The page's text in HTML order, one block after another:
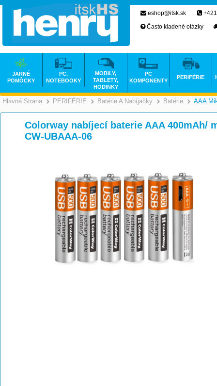
Hlavná Strana >
PERIFÉRIE >
Batérie A Nabíjačky >
Batérie AAA
Colorway nabíjecí baterie AAA 400mAh/
CW-UBAAA-06
eshop@itsk.sk
Často kladené otázky
JARNÉ
POMÔCKY
PC,
NOTEBOOKY
MOBILY,
TABLETY,
HODINKY
PC
KOMPONENTY
PERIFÉRIE